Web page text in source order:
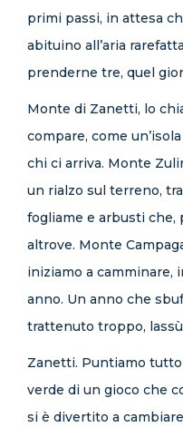
primi passi, in attesa
abituino all’aria
prenderne tre, quel
Monte di Zanetti, lo
compare, come
chi ci arriva. Monte
un rialzo sul terreno,
fogliame e arbusti che,
altrove. Monte
iniziamo a camminare,
anno. Un anno che
trattenuto troppo,
Zanetti. Puntiamo
verde di un gioco che
si è divertito a